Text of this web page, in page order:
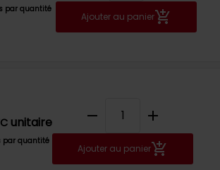
par quantité
Ajouter au panier
unitaire
par quantité
remove add
Ajouter au panier